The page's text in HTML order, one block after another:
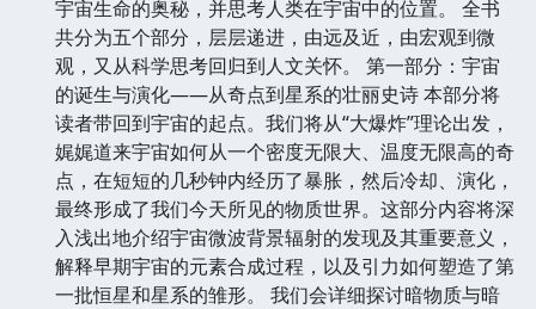
宇宙生命的奥秘，并思考人类在宇宙中的位置。 全书
共分为五个部分，层层递进，由远及近，由宏观到微
观，又从科学思考回归到人文关怀。 第一部分：宇宙
的诞生与演化——从奇点到星系的壮丽史诗 本部分将
读者带回到宇宙的起点。我们将从“大爆炸”理论出发，
娓娓道来宇宙如何从一个密度无限大、温度无限高的奇
点，在短短的几秒钟内经历了暴胀，然后冷却、演化，
最终形成了我们今天所见的物质世界。这部分内容将深
入浅出地介绍宇宙微波背景辐射的发现及其重要意义，
解释早期宇宙的元素合成过程，以及引力如何塑造了第
一批恒星和星系的雏形。 我们会详细探讨暗物质与暗